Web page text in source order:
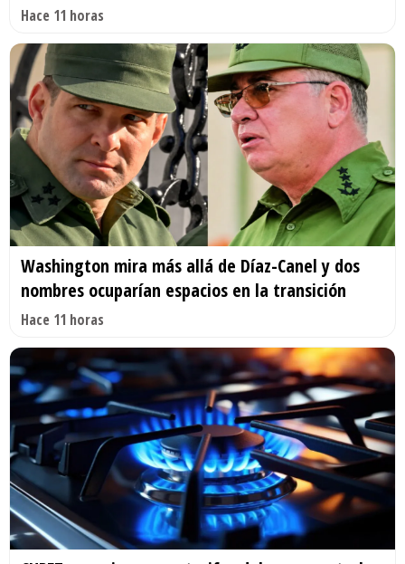
Hace 11 horas
Washington mira más allá de Díaz-Canel y dos
nombres ocuparían espacios en la transición
Hace 11 horas